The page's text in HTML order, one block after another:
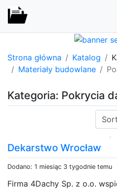
Strona główna Katalog
Materiały budowlane
Kategoria: Pokrycia
Sortuj:
Dekarstwo Wrocław
Dodano: 1 miesiąc 3 tygodnie temu
Firma 4Dachy Sp. z o.o.